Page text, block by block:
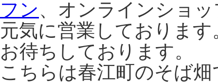
フン、オンラインショ
元気に営業しておりま
お待ちしております。
こちらは春江町のそば畑